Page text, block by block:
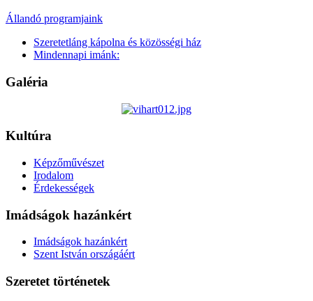
Állandó programjaink
Szeretetláng kápolna és közösségi ház
Mindennapi imánk:
Galéria
Kultúra
Képzőművészet
Irodalom
Érdekességek
Imádságok hazánkért
Imádságok hazánkért
Szent István országáért
Szeretet történetek